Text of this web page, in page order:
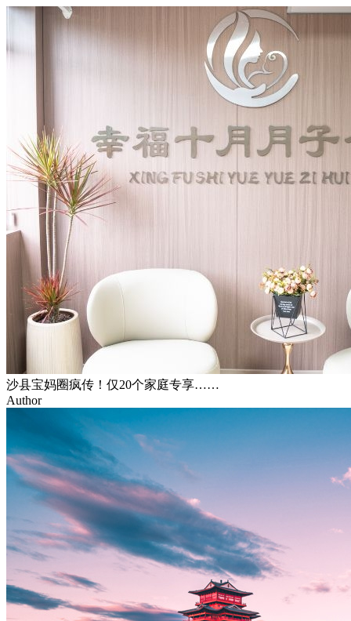
沙县宝妈圈疯传！仅20个家庭专享……
Author